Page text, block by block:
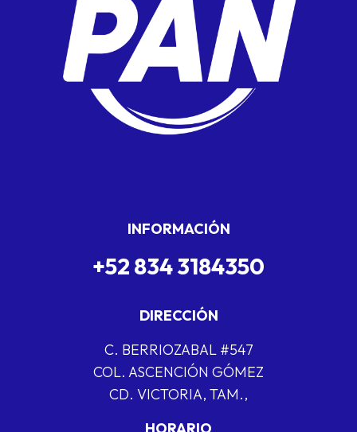
INFORMACIÓN
+52 834 3184350
DIRECCIÓN
C. BERRIOZABAL #547
COL. ASCENCIÓN GÓMEZ
CD. VICTORIA, TAM.,